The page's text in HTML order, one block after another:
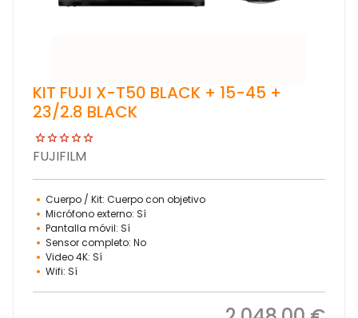
KIT FUJI X-T50 BLACK + 15-45 +
23/2.8 BLACK
FUJIFILM
Cuerpo / Kit: Cuerpo con objetivo
Micrófono externo: Sí
Pantalla móvil: Sí
Sensor completo: No
Video 4K: Sí
Wifi: Sí